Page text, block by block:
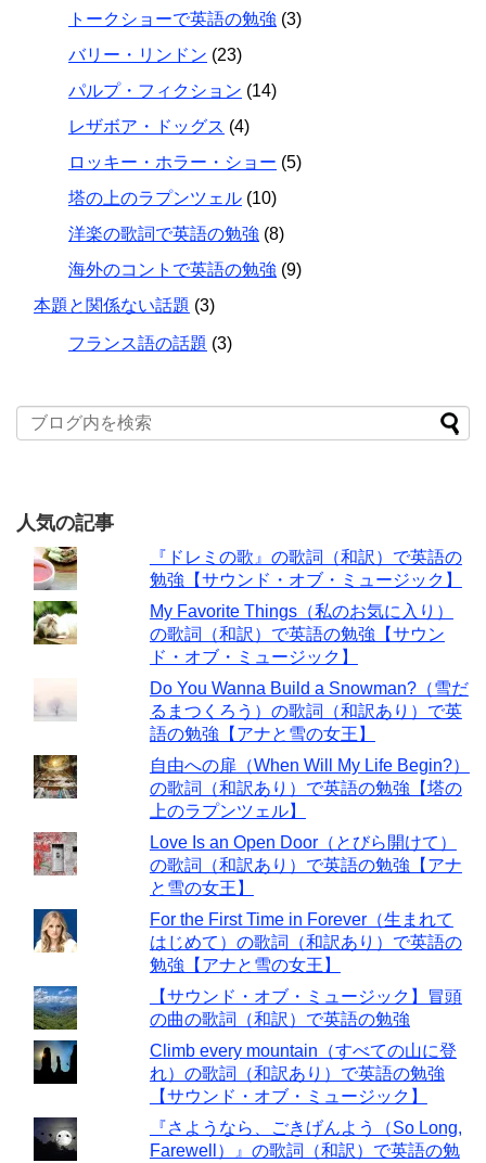
トークショーで英語の勉強 (3)
バリー・リンドン (23)
パルプ・フィクション (14)
レザボア・ドッグス (4)
ロッキー・ホラー・ショー (5)
塔の上のラプンツェル (10)
洋楽の歌詞で英語の勉強 (8)
海外のコントで英語の勉強 (9)
本題と関係ない話題 (3)
フランス語の話題 (3)
人気の記事
『ドレミの歌』の歌詞（和訳）で英語の
勉強【サウンド・オブ・ミュージック】
My Favorite Things（私のお気に入り）
の歌詞（和訳）で英語の勉強【サウン
ド・オブ・ミュージック】
Do You Wanna Build a Snowman?（雪だ
るまつくろう）の歌詞（和訳あり）で英
語の勉強【アナと雪の女王】
自由への扉（When Will My Life Begin?）
の歌詞（和訳あり）で英語の勉強【塔の
上のラプンツェル】
Love Is an Open Door（とびら開けて）
の歌詞（和訳あり）で英語の勉強【アナ
と雪の女王】
For the First Time in Forever（生まれて
はじめて）の歌詞（和訳あり）で英語の
勉強【アナと雪の女王】
【サウンド・オブ・ミュージック】冒頭
の曲の歌詞（和訳）で英語の勉強
Climb every mountain（すべての山に登
れ）の歌詞（和訳あり）で英語の勉強
【サウンド・オブ・ミュージック】
『さようなら、ごきげんよう（So Long,
Farewell）』の歌詞（和訳）で英語の勉